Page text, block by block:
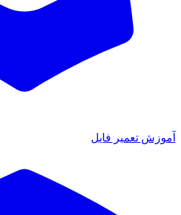
آموزش تعمیر فایل